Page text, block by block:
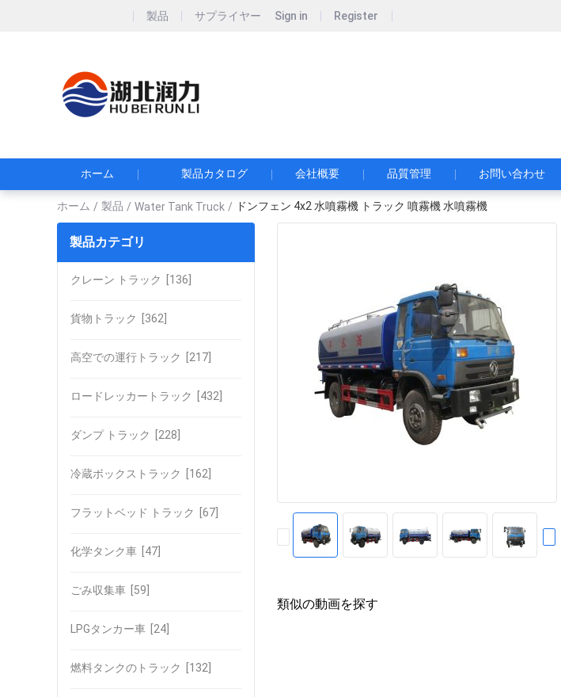
製品 サプライヤー Sign in Register
ホーム 製品カタログ 会社概要 品質管理 お問い合わせ
ホーム / 製品 / Water Tank Truck / ドンフェン 4x2 水噴霧機 トラック 噴霧機 水噴霧機
製品カテゴリ
クレーン トラック [136]
貨物トラック [362]
高空での運行トラック [217]
ロードレッカートラック [432]
ダンプ トラック [228]
冷蔵ボックストラック [162]
フラットベッド トラック [67]
化学タンク車 [47]
ごみ収集車 [59]
LPGタンカー車 [24]
燃料タンクのトラック [132]
類似の動画を探す